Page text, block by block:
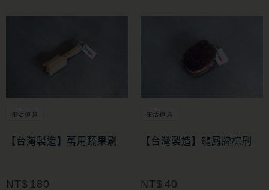
生活道具
【台灣製造】萬用蔬果刷
NT$ 180
生活道具
【台灣製造】龍鳳牌棕刷
NT$ 40